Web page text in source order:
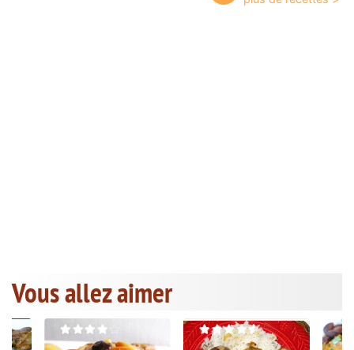
Vous allez aimer